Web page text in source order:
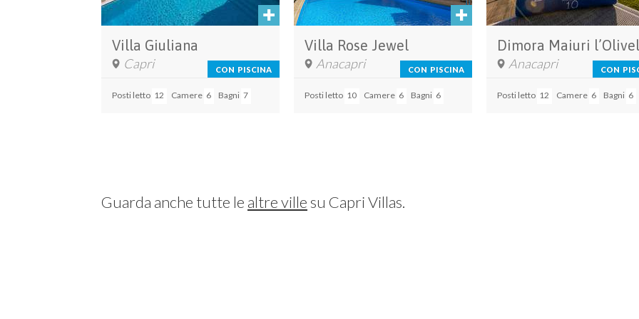
Villa Giuliana
Capri CON PISCINA
Posti letto 12 Camere 6 Bagni 7
Villa Rose Jewel
Anacapri CON PISCINA
Posti letto 10 Camere 6 Bagni 6
Dimora Maiuri
Anacapri CON
Posti letto 12 Camere 6 Bagni 6
Guarda anche tutte le altre villesu Capri Villas.